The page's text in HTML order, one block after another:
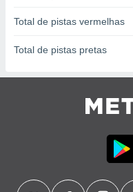
Total de pistas vermelhas
Total de pistas pretas